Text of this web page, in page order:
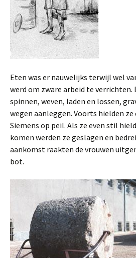
Eten was er nauwelijks terwijl wel
werd om zware arbeid te verrichten.
spinnen, weven, laden en lossen,
wegen aanleggen. Voorts hielden ze
Siemens op peil. Als ze even stil
komen werden ze geslagen en
aankomst raakten de vrouwen
bot.